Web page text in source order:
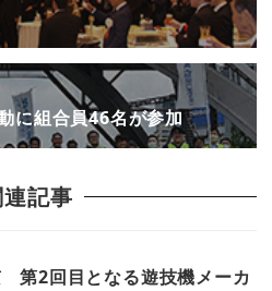
に組合員46名が参加
記事
第2回目となる遊技機メーカ